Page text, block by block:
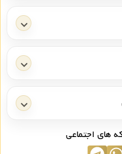
های اجتماعی